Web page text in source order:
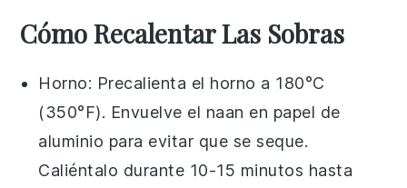
Cómo Recalentar Las Sobras
Horno: Precalienta el horno a 180°C
(350°F). Envuelve el naan en papel de
aluminio para evitar que se seque.
Caliéntalo durante 10-15 minutos hasta